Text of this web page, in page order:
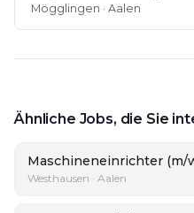
Mögglingen · Aalen
Ähnliche Jobs, die Sie
Maschineneinrichter (m/
Westhausen · Aalen